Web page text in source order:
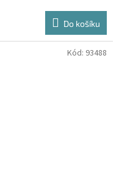
Do košíku
Kód: 93488